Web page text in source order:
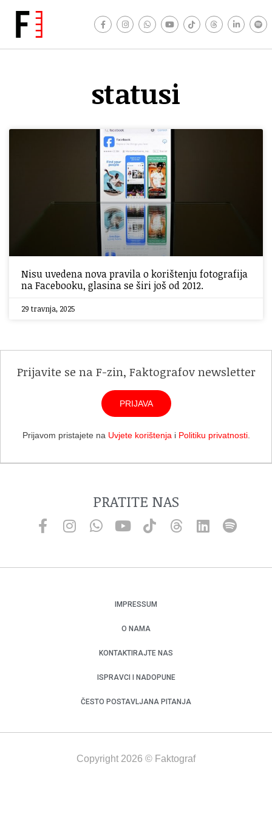
statusi
Nisu uvedena nova pravila o korištenju fotografija
na Facebooku, glasina se širi još od 2012.
29 travnja, 2025
Prijavite se na F-zin, Faktografov newsletter
PRIJAVA
Prijavom pristajete na Uvjete korištenja i Politiku privatnosti.
PRATITE NAS
IMPRESSUM
O NAMA
KONTAKTIRAJTE NAS
ISPRAVCI I NADOPUNE
ČESTO POSTAVLJANA PITANJA
Copyright 2026 © Faktograf